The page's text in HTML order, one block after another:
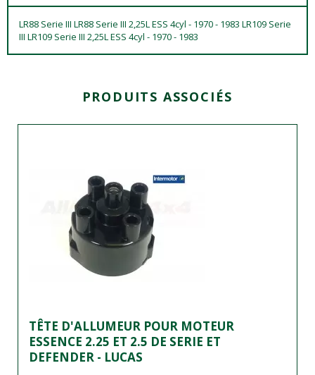
LR88 Serie III LR88 Serie III 2,25L ESS 4cyl - 1970 - 1983 LR109 Serie
III LR109 Serie III 2,25L ESS 4cyl - 1970 - 1983
PRODUITS ASSOCIÉS
TÊTE D'ALLUMEUR POUR MOTEUR
ESSENCE 2.25 ET 2.5 DE SERIE ET
DEFENDER - LUCAS